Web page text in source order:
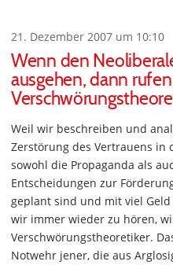
21. Dezember 2007 um 10:10
Wenn den
ausgehen, dann
Weil wir beschreiben und
Zerstörung des Vertrauens in
sowohl die Propaganda als
Entscheidungen zur
geplant sind und mit viel
wir immer wieder zu hören,
Verschwörungstheoretiker.
Notwehr jener, die aus